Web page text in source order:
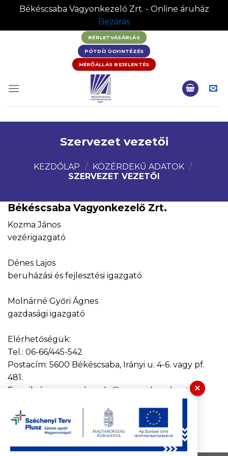
Békéscsaba Vagyonkezelő Zrt. - Online áruház
Bezárás
BÉRLETVÁSÁRLÁS
PÓTDÍJ ÜGYINTÉZÉS
MÉRŐÁLLÁS BEJELENTÉS
Szervezet vezetői
KEZDŐLAP / KÖZÉRDEKŰ ADATOK /
SZERVEZET VEZETŐI
Békéscsaba Vagyonkezelő Zrt.
Kozma János
vezérigazgató
Dénes Lajos
beruházási és fejlesztési igazgató
Molnárné Győri Ágnes
gazdasági igazgató
Elérhetőségük:
Tel.: 06-66/445-542
Postacím: 5600 Békéscsaba, Irányi u. 4-6. vagy pf.
481.
E-mail cím:
vagyonkezelo@vagyonkezelozrt.hu
×